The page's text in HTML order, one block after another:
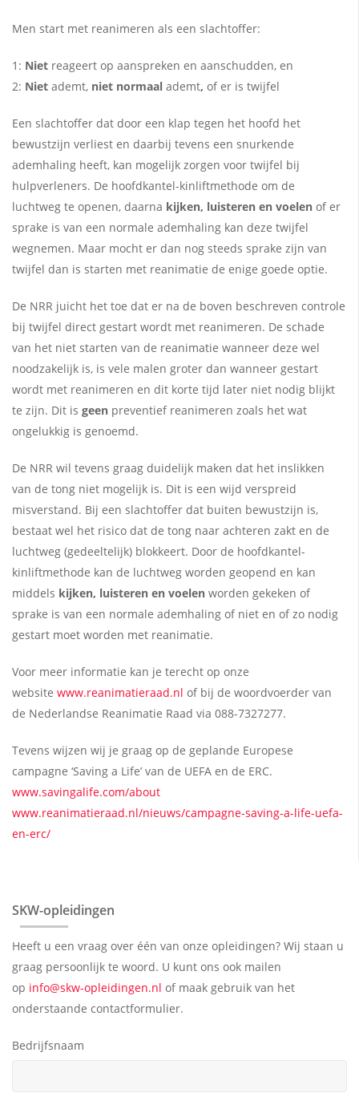
Men start met reanimeren als een slachtoffer:
1: Niet reageert op aanspreken en aanschudden, en
2: Niet ademt, niet normaal ademt, of er is twijfel
Een slachtoffer dat door een klap tegen het hoofd het
bewustzijn verliest en daarbij tevens een snurkende
ademhaling heeft, kan mogelijk zorgen voor twijfel bij
hulpverleners. De hoofdkantel-kinliftmethode om de
luchtweg te openen, daarna kijken, luisteren en voelen of er
sprake is van een normale ademhaling kan deze twijfel
wegnemen. Maar mocht er dan nog steeds sprake zijn van
twijfel dan is starten met reanimatie de enige goede optie.
De NRR juicht het toe dat er na de boven beschreven controle
bij twijfel direct gestart wordt met reanimeren. De schade
van het niet starten van de reanimatie wanneer deze wel
noodzakelijk is, is vele malen groter dan wanneer gestart
wordt met reanimeren en dit korte tijd later niet nodig blijkt
te zijn. Dit is geen preventief reanimeren zoals het wat
ongelukkig is genoemd.
De NRR wil tevens graag duidelijk maken dat het inslikken
van de tong niet mogelijk is. Dit is een wijd verspreid
misverstand. Bij een slachtoffer dat buiten bewustzijn is,
bestaat wel het risico dat de tong naar achteren zakt en de
luchtweg (gedeeltelijk) blokkeert. Door de hoofdkantel-
kinliftmethode kan de luchtweg worden geopend en kan
middels kijken, luisteren en voelen worden gekeken of
sprake is van een normale ademhaling of niet en of zo nodig
gestart moet worden met reanimatie.
Voor meer informatie kan je terecht op onze
website www.reanimatieraad.nl of bij de woordvoerder van
de Nederlandse Reanimatie Raad via 088-7327277.
Tevens wijzen wij je graag op de geplande Europese
campagne ‘Saving a Life’ van de UEFA en de ERC.
www.savingalife.com/about
www.reanimatieraad.nl/nieuws/campagne-saving-a-life-uefa-
en-erc/
SKW-opleidingen
Heeft u een vraag over één van onze opleidingen? Wij staan u
graag persoonlijk te woord. U kunt ons ook mailen
op info@skw-opleidingen.nl of maak gebruik van het
onderstaande contactformulier.
Bedrijfsnaam